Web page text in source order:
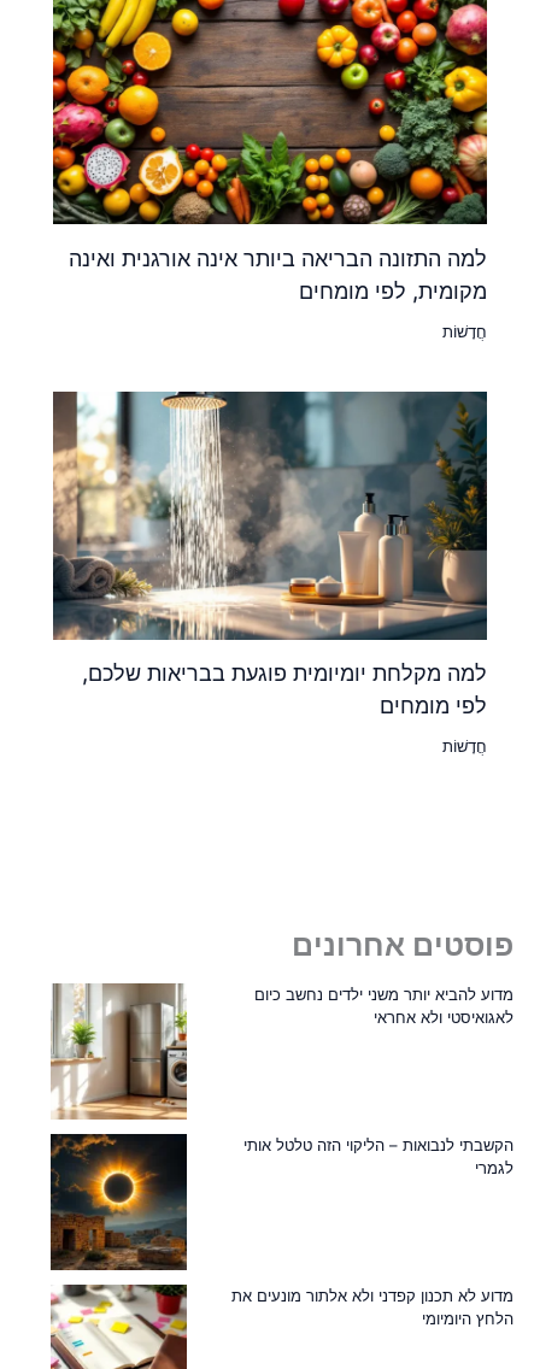
למה התזונה הבריאה ביותר אינה אורגנית ואינה
מקומית, לפי מומחים
חֲדָשׁוֹת
למה מקלחת יומיומית פוגעת בבריאות שלכם,
לפי מומחים
חֲדָשׁוֹת
פוסטים אחרונים
מדוע להביא יותר משני ילדים נחשב כיום
לאגואיסטי ולא אחראי
הקשבתי לנבואות – הליקוי הזה טלטל אותי
לגמרי
מדוע לא תכנון קפדני ולא אלתור מונעים את
הלחץ היומיומי